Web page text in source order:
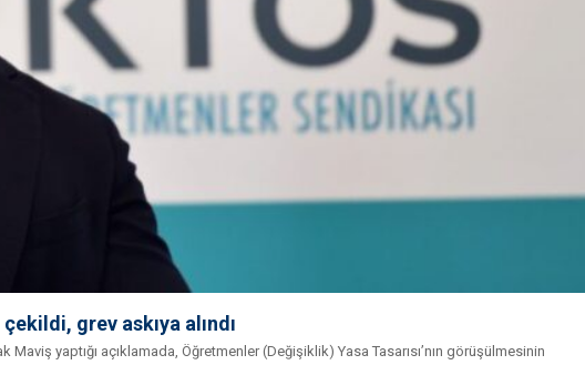
grev askıya alındı
Maviş yaptığı açıklamada, Öğretmenler (Değişiklik) Yasa Tasarısı’nın görüşülmesinin